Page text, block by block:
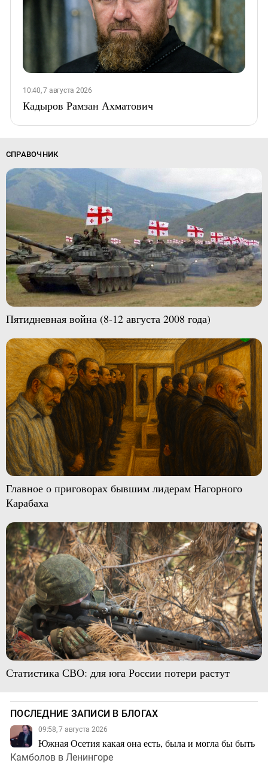
10:40, 7 августа 2026
Кадыров Рамзан Ахматович
СПРАВОЧНИК
Пятидневная война (8-12 августа 2008 года)
Главное о приговорах бывшим лидерам Нагорного
Карабаха
Статистика СВО: для юга России потери растут
ПОСЛЕДНИЕ ЗАПИСИ В БЛОГАХ
09:58, 7 августа 2026
Южная Осетия какая она есть, была и могла бы быть
Камболов в Ленингоре